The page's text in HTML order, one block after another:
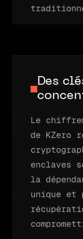
Des
Le
de KZero
enclaves
la
unique et